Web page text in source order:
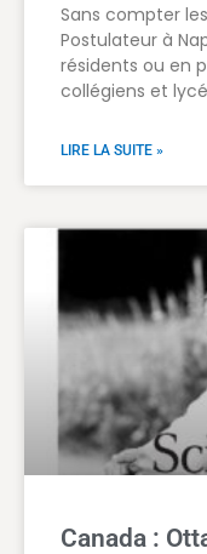
Sans compter
Postulateur à
résidents ou en
collégiens et
LIRE LA SUITE »
Canada :